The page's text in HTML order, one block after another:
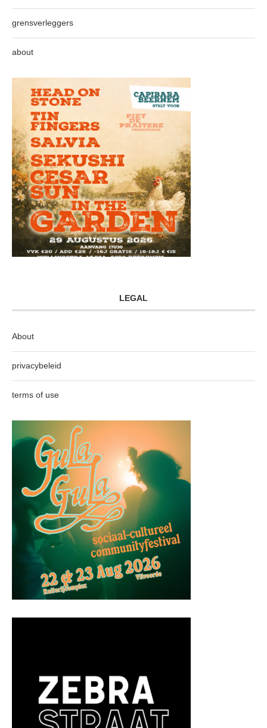
grensverleggers
about
LEGAL
About
privacybeleid
terms of use